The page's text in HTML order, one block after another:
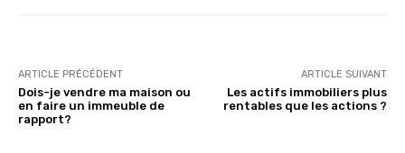
ARTICLE PRÉCÉDENT
Dois-je vendre ma maison ou
en faire un immeuble de
rapport?
ARTICLE SUIVANT
Les actifs immobiliers plus
rentables que les actions ?